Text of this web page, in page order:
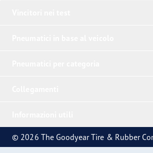
© 2026 The Goodyear Tire & Rubber